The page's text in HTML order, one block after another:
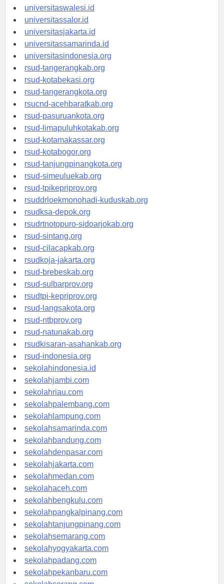
universitaswanggar.id
universitaswalesi.id
universitassalor.id
universitasjakarta.id
universitassamarinda.id
universitasindonesia.org
rsud-tangerangkab.org
rsud-kotabekasi.org
rsud-tangerangkota.org
rsucnd-acehbaratkab.org
rsud-pasuruankota.org
rsud-limapuluhkotakab.org
rsud-kotamakassar.org
rsud-kotabogor.org
rsud-tanjungpinangkota.org
rsud-simeuluekab.org
rsud-tpikepriprov.org
rsuddrloekmonohadi-kuduskab.org
rsudksa-depok.org
rsudrtnotopuro-sidoarjokab.org
rsud-sintang.org
rsud-cilacapkab.org
rsudkoja-jakarta.org
rsud-brebeskab.org
rsud-sulbarprov.org
rsudtpi-kepriprov.org
rsud-langsakota.org
rsud-ntbprov.org
rsud-natunakab.org
rsudkisaran-asahankab.org
rsud-indonesia.org
sekolahindonesia.id
sekolahjambi.com
sekolahriau.com
sekolahpalembang.com
sekolahlampung.com
sekolahsamarinda.com
sekolahbandung.com
sekolahdenpasar.com
sekolahjakarta.com
sekolahmedan.com
sekolahaceh.com
sekolahbengkulu.com
sekolahpangkalpinang.com
sekolahtanjungpinang.com
sekolahsemarang.com
sekolahyogyakarta.com
sekolahpadang.com
sekolahpekanbaru.com